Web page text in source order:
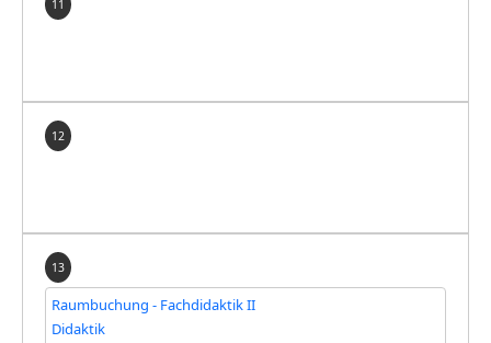
11
12
13
Raumbuchung - Fachdidaktik II
Didaktik